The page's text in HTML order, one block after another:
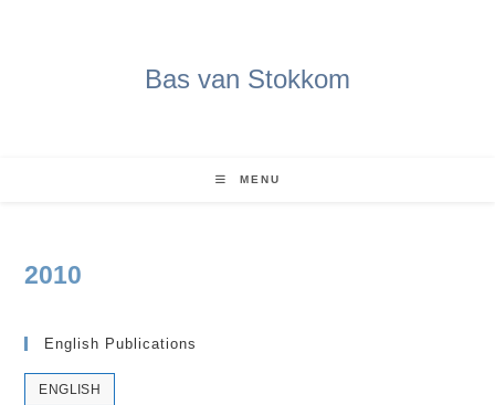
Bas van Stokkom
MENU
2010
English Publications
ENGLISH